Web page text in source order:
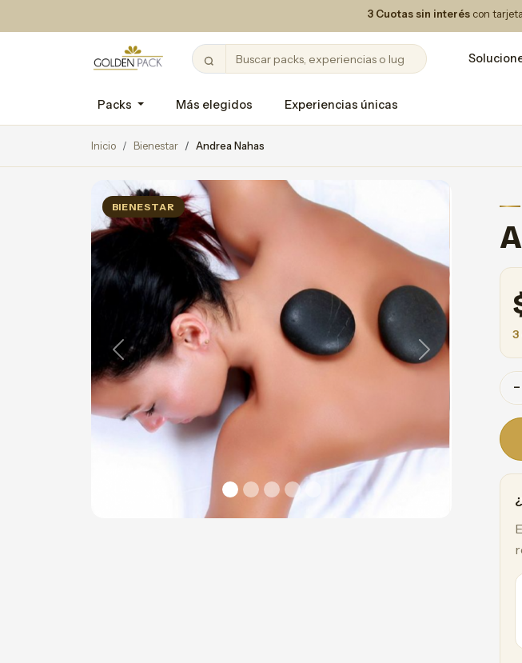
3 Cuotas sin interés con
Packs Más elegidos Experiencias únicas
Inicio Bienestar Andrea Nahas
BIENESTAR
Previous Next
3
−